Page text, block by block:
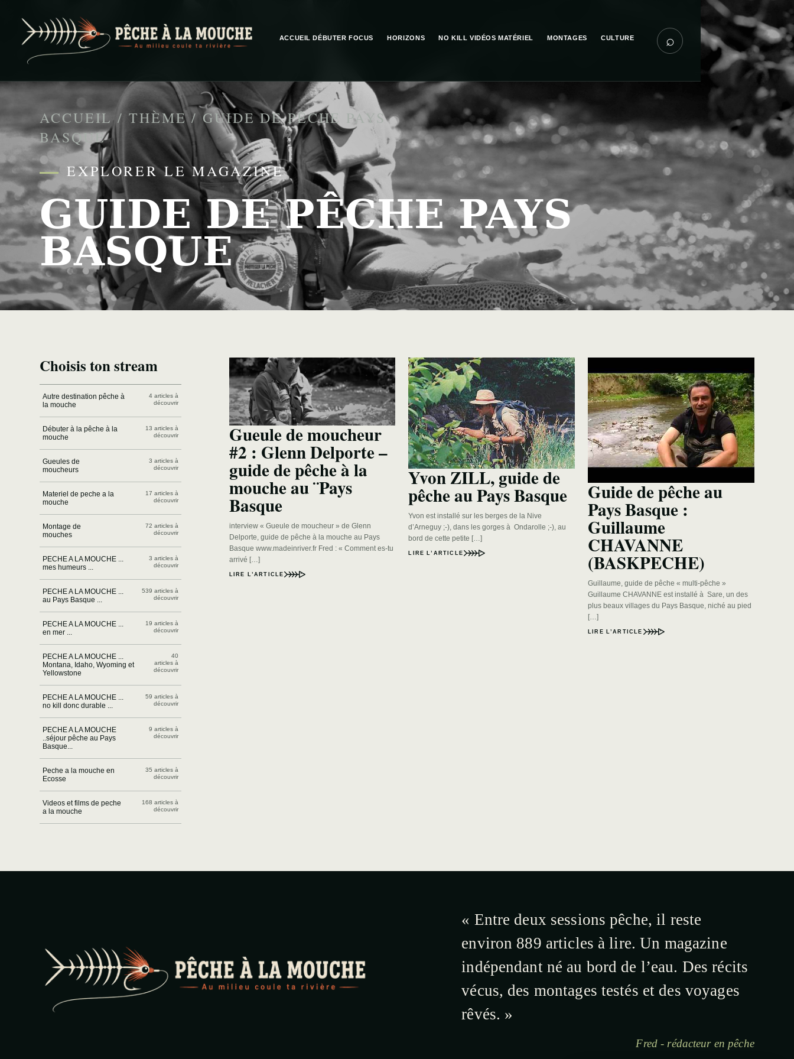
PECHE A LA MOUCHE
ACCUEIL DÉBUTER FOCUS HORIZONS NO KILL VIDÉOS MATÉRIEL MONTAGES CULTURE ⌕
ACCUEIL/ THÈME/GUIDE DE PÊCHE PAYS
BASQUE
EXPLORER LE MAGAZINE
GUIDE DE PÊCHE PAYS
BASQUE
Choisis ton stream
Autre destination pêche à
la mouche
4 articles à
découvrir
Débuter à la pêche à la
mouche
13 articles à
découvrir
Gueules de
moucheurs
3 articles à
découvrir
Materiel de peche a la
mouche
17 articles à
découvrir
Montage de
mouches
72 articles à
découvrir
PECHE A LA MOUCHE ...
mes humeurs ...
3 articles à
découvrir
PECHE A LA MOUCHE ...
au Pays Basque ...
539 articles à
découvrir
PECHE A LA MOUCHE ...
en mer ...
19 articles à
découvrir
PECHE A LA MOUCHE ...
Montana, Idaho, Wyoming et
Yellowstone
40
articles à
découvrir
PECHE A LA MOUCHE ...
no kill donc durable ...
59 articles à
découvrir
PECHE A LA MOUCHE
..séjour pêche au Pays
Basque...
9 articles à
découvrir
Peche a la mouche en
Ecosse
35 articles à
découvrir
Videos et films de peche
a la mouche
168 articles à
découvrir
Gueule de moucheur
#2 : Glenn Delporte –
guide de pêche à la
mouche au ¨Pays
Basque
interview « Gueule de moucheur » de Glenn
Delporte, guide de pêche à la mouche au Pays
Basque www.madeinriver.fr Fred : « Comment es-tu
arrivé […]
LIRE L’ARTICLE
Yvon ZILL, guide de
pêche au Pays Basque
Yvon est installé sur les berges de la Nive
d’Arneguy ;-), dans les gorges à Ondarolle ;-), au
bord de cette petite […]
LIRE L’ARTICLE
Guide de pêche au
Pays Basque :
Guillaume
CHAVANNE
(BASKPECHE)
Guillaume, guide de pêche « multi-pêche »
Guillaume CHAVANNE est installé à Sare, un des
plus beaux villages du Pays Basque, niché au pied
[…]
LIRE L’ARTICLE
« Entre deux sessions pêche, il reste
environ 889 articles à lire. Un magazine
indépendant né au bord de l’eau. Des récits
vécus, des montages testés et des voyages
rêvés. »
Fred - rédacteur en pêche